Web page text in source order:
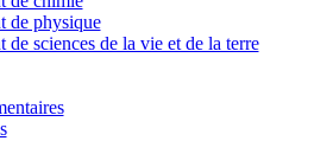
de physique
de sciences de la vie et de la terre